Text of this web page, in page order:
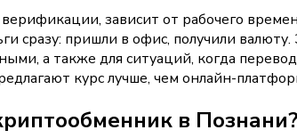
зависит от рабочего
сразу: пришли в офис, получили валюту.
а также для ситуаций, когда
курс лучше, чем онлайн-
в Познани?